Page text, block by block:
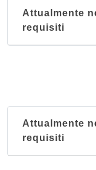
Attualmente
requisiti
Attualmente
requisiti